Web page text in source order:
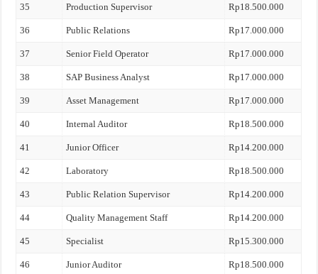
35 Production Supervisor Rp18.500.000
36 Public Relations Rp17.000.000
37 Senior Field Operator Rp17.000.000
38 SAP Business Analyst Rp17.000.000
39 Asset Management Rp17.000.000
40 Internal Auditor Rp18.500.000
41 Junior Officer Rp14.200.000
42 Laboratory Rp18.500.000
43 Public Relation Supervisor Rp14.200.000
44 Quality Management Staff Rp14.200.000
45 Specialist Rp15.300.000
46 Junior Auditor Rp18.500.000